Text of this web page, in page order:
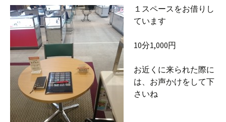
１スペースをお借りし
ています
10分1,000円
お近くに来られた際に
は、お声かけをして下
さいね